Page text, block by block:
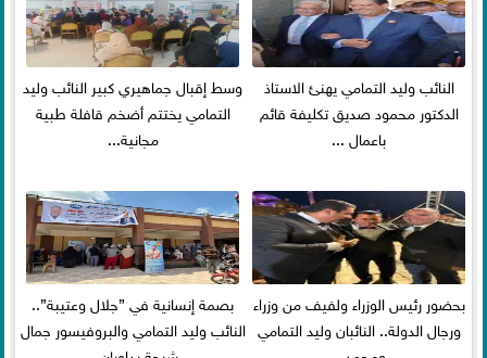
النائب وليد التمامي يهنئ الاستاذ
الدكتور محمود صديق تكليفة قائم
باعمال ...
وسط إقبال جماهيري كبير النائب وليد
التمامي يختتم أضخم قافلة طبية
مجانية...
بحضور رئيس الوزراء ولفيف من وزراء
ورجال الدولة.. النائبان وليد التمامي
بصمة إنسانية في ”جلال وعتيبة”..
النائب وليد التمامي والبروفيسور جمال